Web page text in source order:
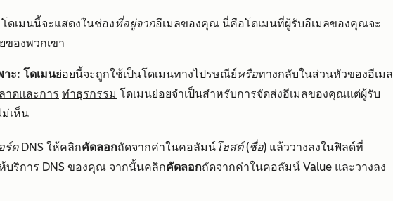
โดเมนนี้จะแสดงในช่องที่อยู่จากอีเมลของคุณ นี่คือโดเมนที่ผู้รับอีเมลของคุณจะ
ของพวกเขา
าะ: โดเมนย่อยนี้จะถูกใช้เป็นโดเมนทางไปรษณีย์หรือทางกลับในส่วนหัวของอีเมล
าดและการ ทำธุรกรรม โดเมนย่อยจำเป็นสำหรับการจัดส่งอีเมลของคุณแต่ผู้รับ
เห็น
ร์ด DNS ให้คลิกคัดลอกถัดจากค่าในคอลัมน์โฮสต์ (ชื่อ) แล้ววางลงในฟิลด์ที่
บริการ DNS ของคุณ จากนั้นคลิกคัดลอกถัดจากค่าในคอลัมน์ Value และวางลง